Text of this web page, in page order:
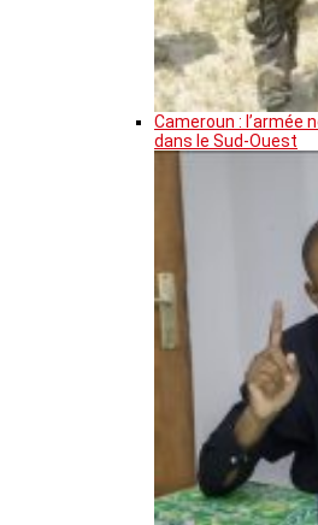
Cameroun : l’armée
dans le Sud-Ouest